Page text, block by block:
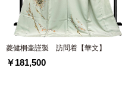
菱健桐壷謹製 訪問着【華文】
￥181,500